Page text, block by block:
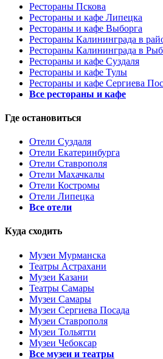
Рестораны Пскова
Рестораны и кафе Липецка
Рестораны и кафе Выборга
Рестораны Калининграда в
Рестораны Калининграда в
Рестораны и кафе Суздаля
Рестораны и кафе Тулы
Рестораны и кафе Сергиева
Все рестораны и кафе
Где остановиться
Отели Суздаля
Отели Екатеринбурга
Отели Ставрополя
Отели Махачкалы
Отели Костромы
Отели Липецка
Все отели
Куда сходить
Музеи Мурманска
Театры Астрахани
Музеи Казани
Театры Самары
Музеи Самары
Музеи Сергиева Посада
Музеи Ставрополя
Музеи Тольятти
Музеи Чебоксар
Все музеи и театры